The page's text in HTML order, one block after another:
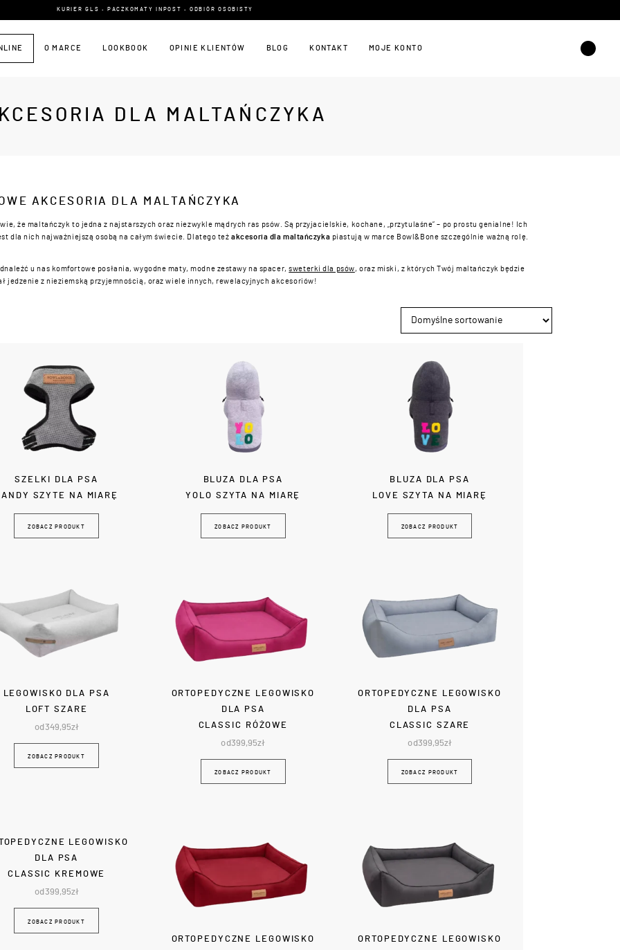
KURIER GLS • PACZKOMATY INPOST • ODBIÓR OSOBISTY
O MARCE LOOKBOOK OPINIE KLIENTÓW BLOG KONTAKT MOJE KONTO
DLA MALTAŃCZYKA
AKCESORIA DLA MALTAŃCZYKA
że maltańczyk to jedna z najstarszych oraz niezwykle mądrych ras psów. Są przyjacielskie, kochane, „przytulaśne” – po prostu genialne!
Ich
dla nich najważniejszą osobą na całym świecie. Dlatego teżakcesoria dla maltańczyka piastują w marce Bowl&Bone szczególnie ważną rolę.
u nas komfortowe posłania, wygodne maty, modne zestawy na spacer,sweterki dla psów, oraz miski, z których Twój maltańczyk będzie
jedzenie z nieziemską przyjemnością, oraz wiele innych, rewelacyjnych akcesoriów!
SZELKI DLA PSA
SZYTE NA MIARĘ
ZOBACZ PRODUKT
BLUZA DLA PSA
YOLO SZYTA NA MIARĘ
ZOBACZ PRODUKT
BLUZA DLA PSA
LOVE SZYTA NA MIARĘ
ZOBACZ PRODUKT
LEGOWISKO DLA PSA
LOFT SZARE
od 349,95zł
ZOBACZ PRODUKT
ORTOPEDYCZNE LEGOWISKO
DLA PSA
CLASSIC RÓŻOWE
od399,95zł
ZOBACZ PRODUKT
ORTOPEDYCZNE LEGOWISKO
DLA PSA
CLASSIC SZARE
od399,95zł
ZOBACZ PRODUKT
LEGOWISKO
DLA PSA
CLASSIC KREMOWE
od 399,95zł
ZOBACZ PRODUKT
ORTOPEDYCZNE LEGOWISKO
ORTOPEDYCZNE LEGOWISKO